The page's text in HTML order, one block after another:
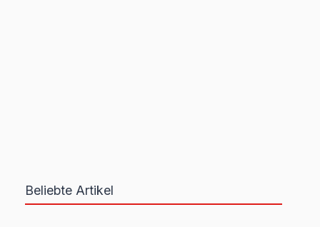
Beliebte Artikel